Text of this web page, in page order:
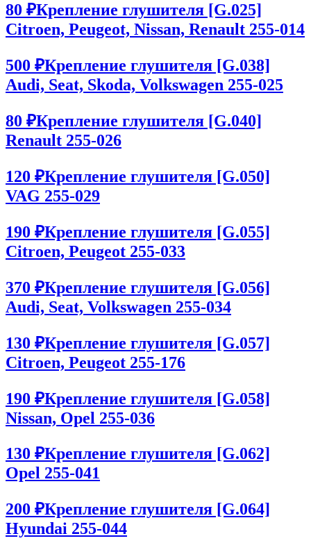
80 ₽Крепление глушителя [G.025]
Citroen, Peugeot, Nissan, Renault 255-014
500 ₽Крепление глушителя [G.038]
Audi, Seat, Skoda, Volkswagen 255-025
80 ₽Крепление глушителя [G.040]
Renault 255-026
120 ₽Крепление глушителя [G.050]
VAG 255-029
190 ₽Крепление глушителя [G.055]
Citroen, Peugeot 255-033
370 ₽Крепление глушителя [G.056]
Audi, Seat, Volkswagen 255-034
130 ₽Крепление глушителя [G.057]
Citroen, Peugeot 255-176
190 ₽Крепление глушителя [G.058]
Nissan, Opel 255-036
130 ₽Крепление глушителя [G.062]
Opel 255-041
200 ₽Крепление глушителя [G.064]
Hyundai 255-044